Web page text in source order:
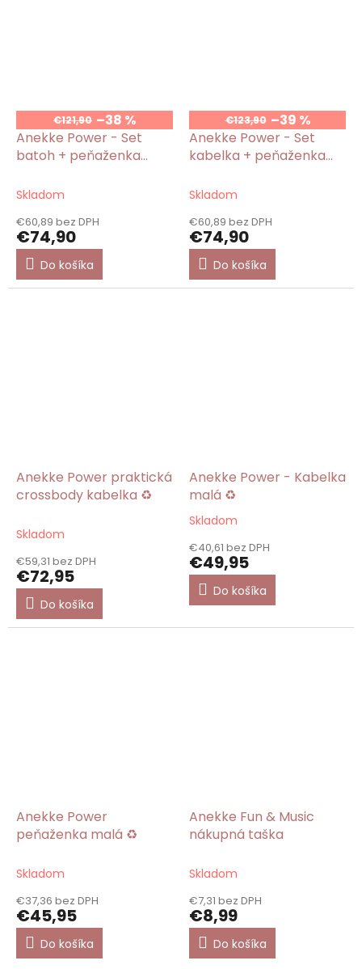
€121,90 –38 %
Anekke Power - Set
batoh + peňaženka
Skladom
€60,89 bez DPH
€74,90
Do košíka
€123,90 –39 %
Anekke Power - Set
kabelka + peňaženka
Skladom
€60,89 bez DPH
€74,90
Do košíka
Anekke Power praktická
crossbody kabelka ♻️
Skladom
€59,31 bez DPH
€72,95
Do košíka
Anekke Power - Kabelka
malá ♻️
Priemerné
produktu
je
5,0
hviezdičiek.
Skladom
€40,61 bez DPH
€49,95
Do košíka
Anekke Power
peňaženka malá ♻️
Skladom
€37,36 bez DPH
€45,95
Do košíka
Anekke Fun & Music
nákupná taška
Skladom
€7,31 bez DPH
€8,99
Do košíka